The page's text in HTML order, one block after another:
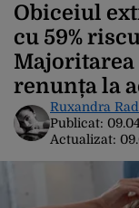
Obiceiul
cu 59%
renunța la
Ruxandra
Publicat:
Actualizat: